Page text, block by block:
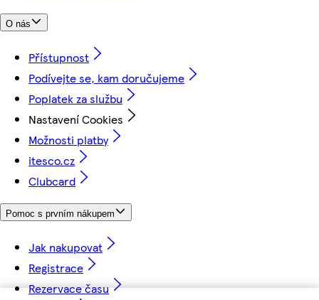
O nás
Přístupnost
Podívejte se, kam doručujeme
Poplatek za službu
Nastavení Cookies
Možnosti platby
itesco.cz
Clubcard
Pomoc s prvním nákupem
Jak nakupovat
Registrace
Rezervace času